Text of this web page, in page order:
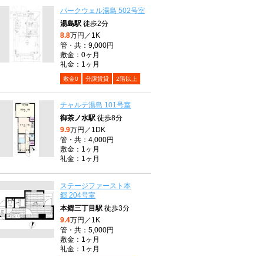
パークウェル湯島 502号室
湯島駅 徒歩2分
8.8万円／1K
管・共：9,000円
敷金：0ヶ月
礼金：1ヶ月
敷金0 分譲賃貸 2階以上
チャルテ湯島 101号室
御茶ノ水駅 徒歩8分
9.9万円／1DK
管・共：4,000円
敷金：1ヶ月
礼金：1ヶ月
ステージファースト本
郷 204号室
本郷三丁目駅 徒歩3分
9.4万円／1K
管・共：5,000円
敷金：1ヶ月
礼金：1ヶ月